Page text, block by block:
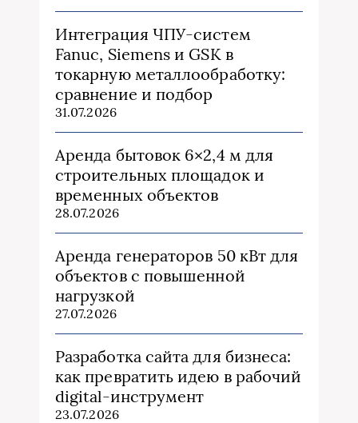
Интеграция ЧПУ-систем
Fanuc, Siemens и GSK в
токарную металлообработку:
сравнение и подбор
31.07.2026
Аренда бытовок 6×2,4 м для
строительных площадок и
временных объектов
28.07.2026
Аренда генераторов 50 кВт для
объектов с повышенной
нагрузкой
27.07.2026
Разработка сайта для бизнеса:
как превратить идею в рабочий
digital-инструмент
23.07.2026